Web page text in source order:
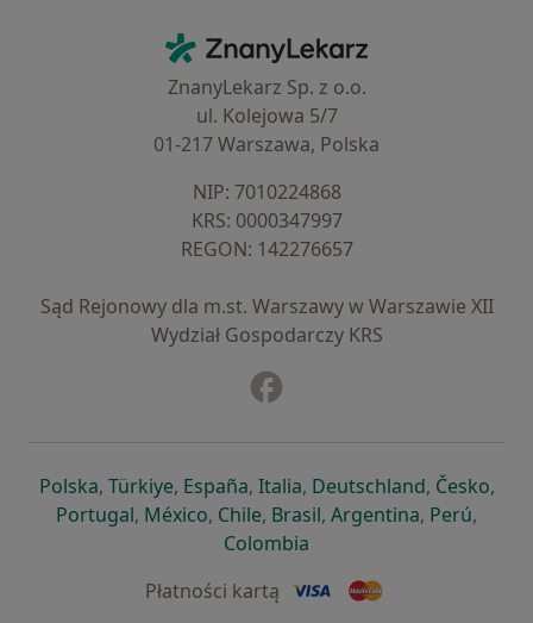
ZnanyLekarz - Strona główna
ZnanyLekarz Sp. z o.o.
ul. Kolejowa 5/7
01-217 Warszawa, Polska
NIP: ⁠7010224868
KRS: ⁠0000347997
REGON: ⁠142276657
Sąd Rejonowy dla m.st. Warszawy w Warszawie XII
Wydział Gospodarczy KRS
Polskaotwiera się w nowej karcie
, Türkiyeotwiera się w nowej karcie
, Españaotwiera się w nowej karcie
, Italiaotwiera się w nowej
, Deutschlandotwiera się
, Česko,
Portugalotwiera się w nowej karcie
, Méxicootwiera się w nowej karcie
, Chileotwiera się w nowej karcie
, Brasilotwiera się w nowej
, Argentinaotwiera się
, Perú,
Colombia
Płatności kartą